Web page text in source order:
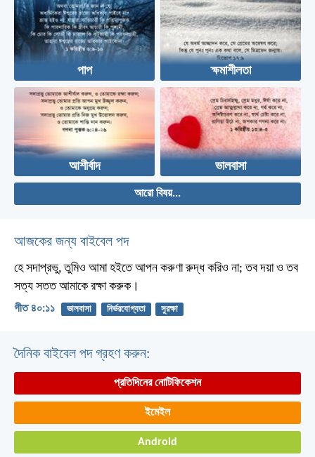
পাপ ক্ষমাশীলতা
আশীর্বাদ ভালবাসা
আরো বিষয়...
আজকের জন্য বাইবেল পদ
হে সদাপ্রভু, তুমিও আমা হইতে আপন করুণা রুদ্ধ করিও না; তব দয়া ও তব
সত্য সতত আমাকে রক্ষা করুক।
গীত ৪০:১১ ভালবাসা নির্ভরযোগ্যতা সুরক্ষা
দৈনিক বাইবেল পদ গ্রহণ করুন:
প্রতিদিনের নোটিফিকেশন
ইমেইল
Android